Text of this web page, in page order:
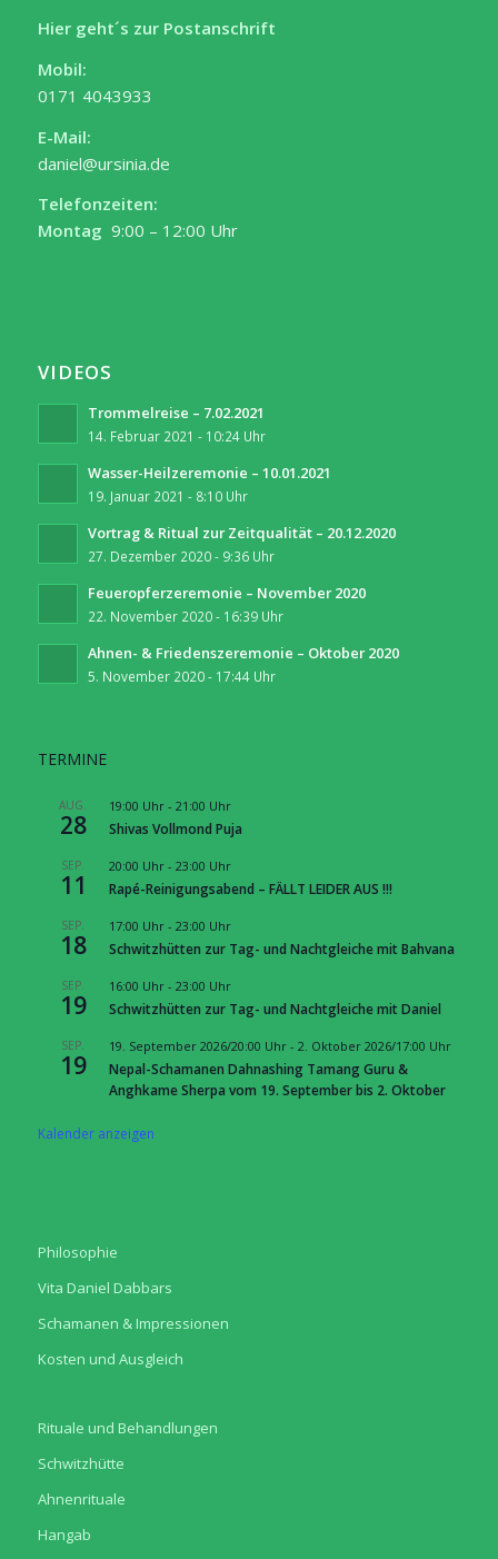
Hier geht´s zur Postanschrift
Mobil:
0171 4043933
E-Mail:
daniel@ursinia.de
Telefonzeiten:
Montag 9:00 – 12:00 Uhr
VIDEOS
Trommelreise – 7.02.2021
14. Februar 2021 - 10:24 Uhr
Wasser-Heilzeremonie – 10.01.2021
19. Januar 2021 - 8:10 Uhr
Vortrag & Ritual zur Zeitqualität – 20.12.2020
27. Dezember 2020 - 9:36 Uhr
Feueropferzeremonie – November 2020
22. November 2020 - 16:39 Uhr
Ahnen- & Friedenszeremonie – Oktober 2020
5. November 2020 - 17:44 Uhr
TERMINE
AUG.
28
19:00 Uhr- 21:00 Uhr
Shivas Vollmond Puja
SEP.
11
20:00 Uhr- 23:00 Uhr
Rapé-Reinigungsabend – FÄLLT LEIDER AUS !!!
SEP.
18
17:00 Uhr- 23:00 Uhr
Schwitzhütten zur Tag- und Nachtgleiche mit Bahvana
SEP.
19
16:00 Uhr- 23:00 Uhr
Schwitzhütten zur Tag- und Nachtgleiche mit Daniel
SEP.
19
19. September 2026/20:00 Uhr- 2. Oktober 2026/17:00 Uhr
Nepal-Schamanen Dahnashing Tamang Guru &
Anghkame Sherpa vom 19. September bis 2. Oktober
Kalender anzeigen
Philosophie
Vita Daniel Dabbars
Schamanen & Impressionen
Kosten und Ausgleich
Rituale und Behandlungen
Schwitzhütte
Ahnenrituale
Hangab